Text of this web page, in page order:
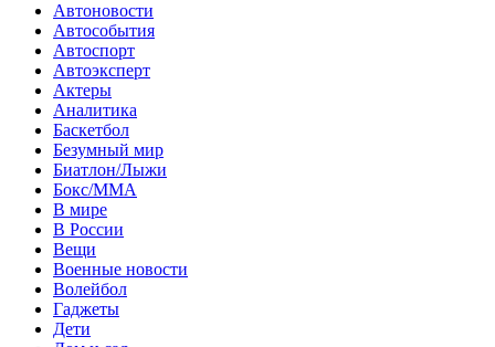
Автоновости
Автособытия
Автоспорт
Автоэксперт
Актеры
Аналитика
Баскетбол
Безумный мир
Биатлон/Лыжи
Бокс/MMA
В мире
В России
Вещи
Военные новости
Волейбол
Гаджеты
Дети